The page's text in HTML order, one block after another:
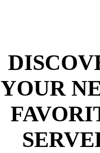
YOUR